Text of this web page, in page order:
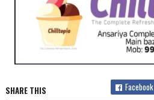
SHARE THIS Facebook